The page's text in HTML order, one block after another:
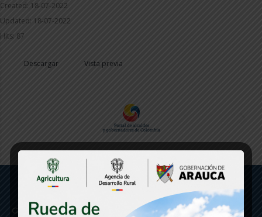
Created: 18-07-2022
Updated: 18-07-2022
Hits: 87
Descargar Vista previa
Gobernación de Arauca